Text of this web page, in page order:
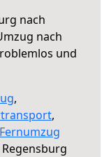
nach
nach
und
,
,
Fernumzug